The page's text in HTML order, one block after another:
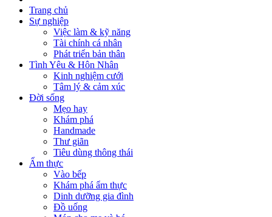
Trang chủ
Sự nghiệp
Việc làm & kỹ năng
Tài chính cá nhân
Phát triển bản thân
Tình Yêu & Hôn Nhân
Kinh nghiệm cưới
Tâm lý & cảm xúc
Đời sống
Mẹo hay
Khám phá
Handmade
Thư giãn
Tiêu dùng thông thái
Ẩm thực
Vào bếp
Khám phá ẩm thực
Dinh dưỡng gia đình
Đồ uống